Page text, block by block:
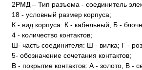
2РМД – Тип разъема - соединитель
18 - условный размер корпуса;
К - вид корпуса: К - кабельный, Б -
4 - количество контактов;
Ш- часть соединителя: Ш - вилка; Г -
5- обозначение сочетания контактов;
В - покрытие контактов: А - золото, В -